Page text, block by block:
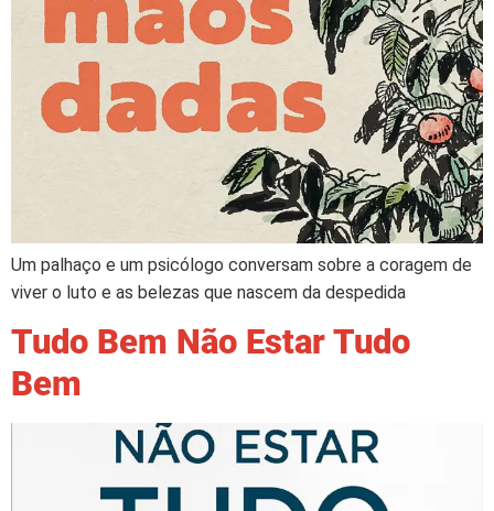
Um palhaço e um psicólogo conversam sobre a coragem de
viver o luto e as belezas que nascem da despedida
Tudo Bem Não Estar Tudo
Bem